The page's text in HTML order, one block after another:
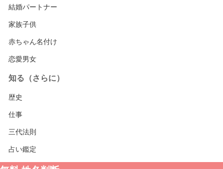
結婚パートナー
家族子供
赤ちゃん名付け
恋愛男女
知る（さらに）
歴史
仕事
三代法則
占い鑑定